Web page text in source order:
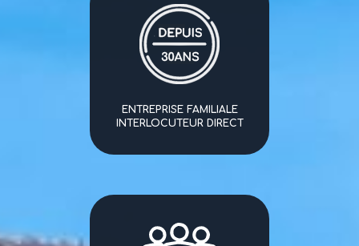
ENTREPRISE FAMILIALE
INTERLOCUTEUR DIRECT